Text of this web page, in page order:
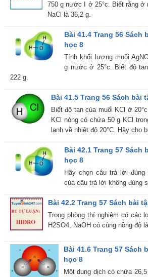
750 g nước I ở 25°c. Biết rằng ở
NaCl là 36,2 g.
Bài 41.4 Trang 56 Sách
học 8
Tính khối lượng muối
g nước ở 25°c. Biết độ
222 g.
Bài 41.5 Trang 56 Sách bài
Biết độ tan của muối KCl ở
KCl nóng có chứa 50 g KCl
lạnh về nhiệt độ 20°C. Hãy cho
Bài 42.1 Trang 57 Sách
học 8
Hãy chọn câu trả lời
của câu trả lời không đúng
Bài 42.2 Trang 57 Sách bài
Trong phòng thí nghiệm có các
H2SO4, NaOH có cùng nồng độ
Bài 41.6 Trang 57 Sách
học 8
Một dung dịch có chứa